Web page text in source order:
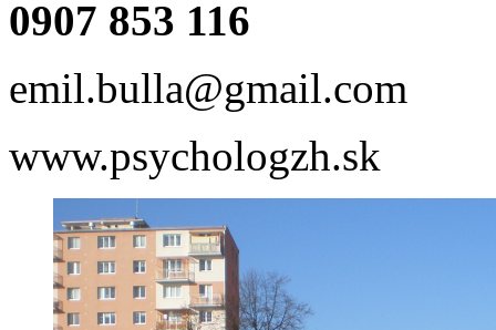
0907 853 116
emil.bulla@gmail.com
www.psychologzh.sk